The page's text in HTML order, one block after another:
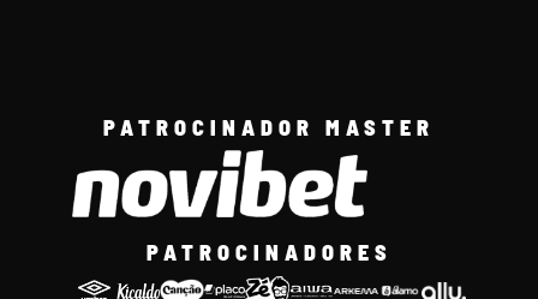
PATROCINADOR MASTER
PATROCINADORES